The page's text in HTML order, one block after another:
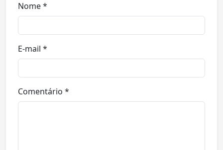
Nome *
E-mail *
Comentário *